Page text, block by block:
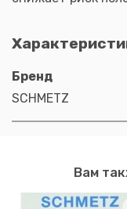
Бренд
SCHMETZ
Вам